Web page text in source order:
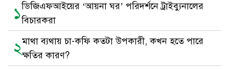
১ডিজিএফআইয়ের ‘আয়না ঘর’ পরিদর্শনে ট্রাইব্যুনালের
বিচারকরা
২মাথা ব্যথায় চা-কফি কতটা উপকারী, কখন হতে পারে
ক্ষতির কারণ?